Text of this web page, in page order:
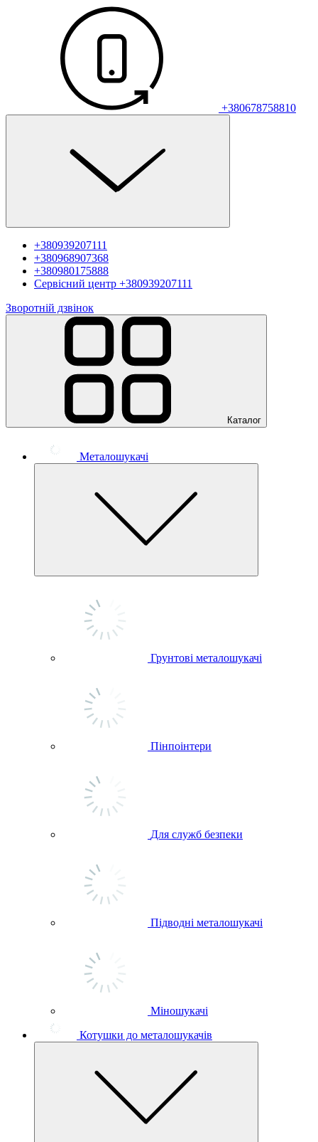
+380678758810
+380939207111
+380968907368
+380980175888
Сервісний центр +380939207111
Зворотній дзвінок
Каталог
Металошукачі
Грунтові металошукачі
Пінпоінтери
Для служб безпеки
Підводні металошукачі
Міношукачі
Котушки до металошукачів